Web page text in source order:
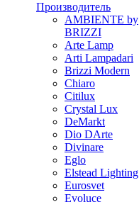
Производитель
AMBIENTE by
BRIZZI
Arte Lamp
Arti Lampadari
Brizzi Modern
Chiaro
Citilux
Crystal Lux
DeMarkt
Dio DArte
Divinare
Eglo
Elstead Lighting
Eurosvet
Evoluce